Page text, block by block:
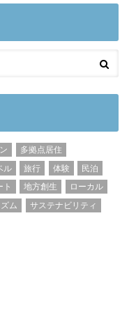
多拠点居住
ル 旅行 体験
民泊
ト 地方創生
ローカル
ム
サステナビリティ